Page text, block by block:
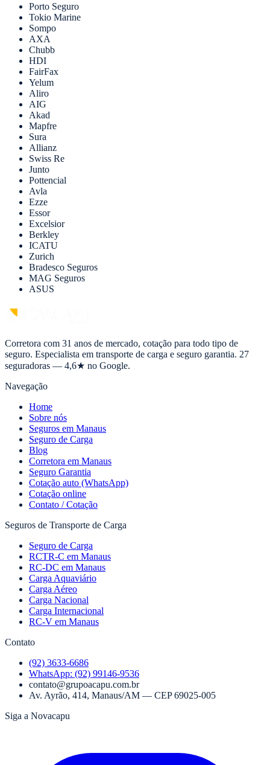
Porto Seguro
Tokio Marine
Sompo
AXA
Chubb
HDI
FairFax
Yelum
Aliro
AIG
Akad
Mapfre
Sura
Allianz
Swiss Re
Junto
Pottencial
Avla
Ezze
Essor
Excelsior
Berkley
ICATU
Zurich
Bradesco Seguros
MAG Seguros
ASUS
Corretora com 31 anos de mercado, cotação para todo tipo de
seguro. Especialista em transporte de carga e seguro garantia. 27
seguradoras — 4,6★ no Google.
Navegação
Home
Sobre nós
Seguros em Manaus
Seguro de Carga
Blog
Corretora em Manaus
Seguro Garantia
Cotação auto (WhatsApp)
Cotação online
Contato / Cotação
Seguros de Transporte de Carga
Seguro de Carga
RCTR-C em Manaus
RC-DC em Manaus
Carga Aquaviário
Carga Aéreo
Carga Nacional
Carga Internacional
RC-V em Manaus
Contato
(92) 3633-6686
WhatsApp: (92) 99146-9536
contato@grupoacapu.com.br
Av. Ayrão, 414, Manaus/AM — CEP69025-005
Siga a Novacapu